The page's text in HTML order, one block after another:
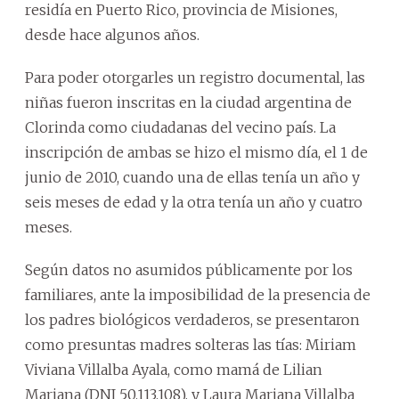
residía en Puerto Rico, provincia de Misiones,
desde hace algunos años.
Para poder otorgarles un registro documental, las
niñas fueron inscritas en la ciudad argentina de
Clorinda como ciudadanas del vecino país. La
inscripción de ambas se hizo el mismo día, el 1 de
junio de 2010, cuando una de ellas tenía un año y
seis meses de edad y la otra tenía un año y cuatro
meses.
Según datos no asumidos públicamente por los
familiares, ante la imposibilidad de la presencia de
los padres biológicos verdaderos, se presentaron
como presuntas madres solteras las tías: Miriam
Viviana Villalba Ayala, como mamá de Lilian
Mariana (DNI 50.113.108), y Laura Mariana Villalba